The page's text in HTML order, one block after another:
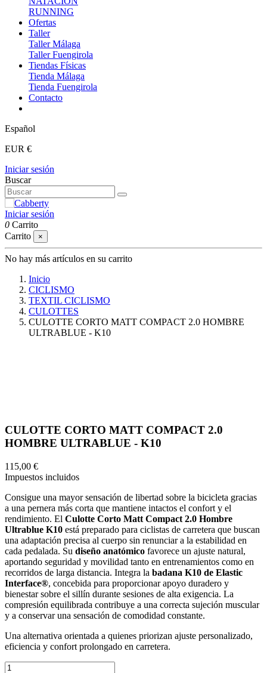
RUNNING
Ofertas
Taller
Taller Málaga
Taller Fuengirola
Tiendas Físicas
Tienda Málaga
Tienda Fuengirola
Contacto
Español
EUR €
Iniciar sesión
Buscar
Iniciar sesión
0 Carrito
Carrito
×
No hay más artículos en su carrito
Inicio
CICLISMO
TEXTIL CICLISMO
CULOTTES
CULOTTE CORTO MATT COMPACT 2.0 HOMBRE
ULTRABLUE - K10
CULOTTE CORTO MATT COMPACT 2.0
HOMBRE ULTRABLUE - K10
115,00 €
Impuestos incluidos
Consigue una mayor sensación de libertad sobre la bicicleta gracias
a una pernera más corta que mantiene intactos el confort y el
rendimiento. El Culotte Corto Matt Compact 2.0 Hombre
Ultrablue K10 está preparado para ciclistas de carretera que buscan
una adaptación precisa al cuerpo sin renunciar a la estabilidad en
cada pedalada. Su diseño anatómico favorece un ajuste natural,
aportando seguridad y movilidad tanto en entrenamientos como en
recorridos de larga distancia. Integra la badana K10 de Elastic
Interface®, concebida para proporcionar apoyo duradero y
bienestar sobre el sillín durante sesiones de alta exigencia. La
compresión equilibrada contribuye a una correcta sujeción muscular
y a conservar una sensación de comodidad constante.
Una alternativa orientada a quienes priorizan ajuste personalizado,
eficiencia y confort prolongado en carretera.